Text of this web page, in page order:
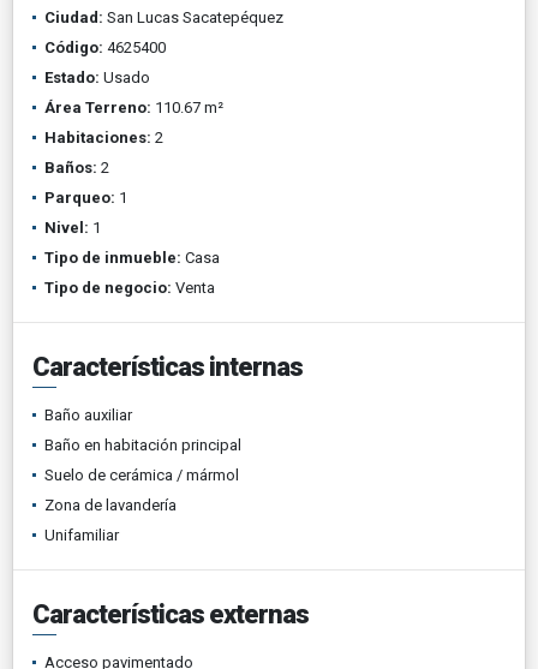
Ciudad: San Lucas Sacatepéquez
Código: 4625400
Estado: Usado
Área Terreno: 110.67 m²
Habitaciones: 2
Baños: 2
Parqueo: 1
Nivel: 1
Tipo de inmueble: Casa
Tipo de negocio: Venta
Características internas
Baño auxiliar
Baño en habitación principal
Suelo de cerámica / mármol
Zona de lavandería
Unifamiliar
Características externas
Acceso pavimentado